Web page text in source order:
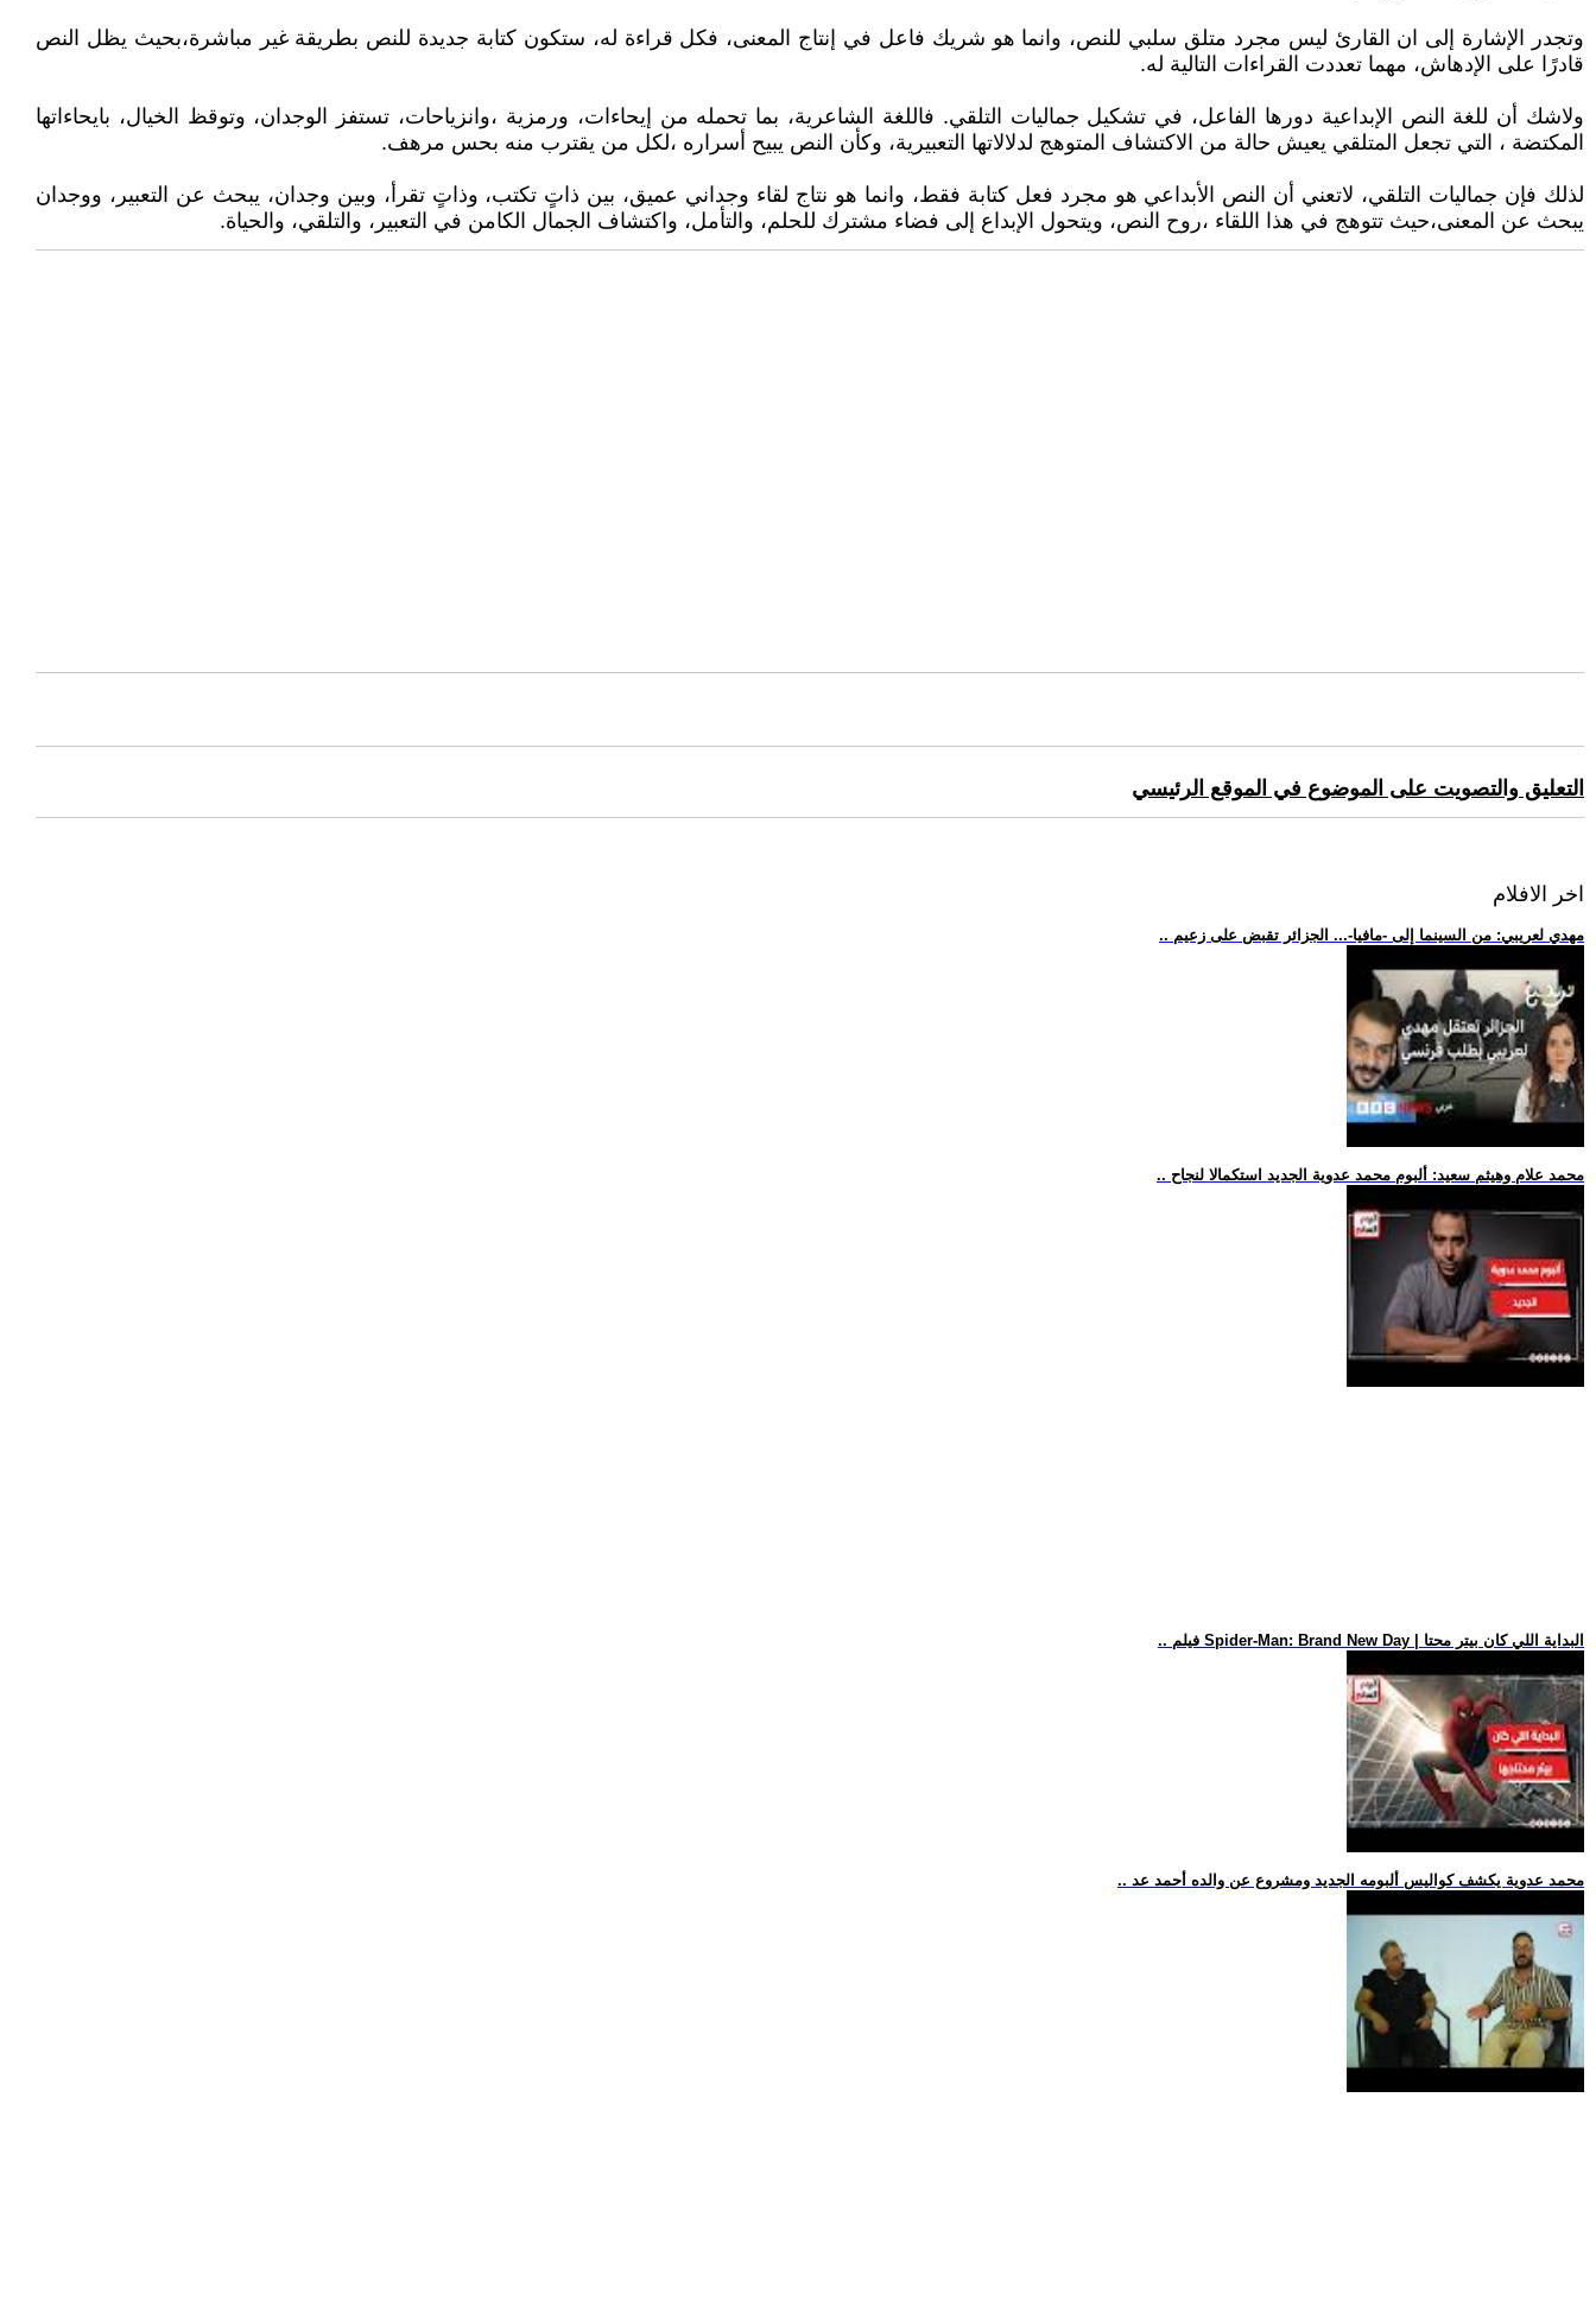
وتجدر الإشارة إلى ان القارئ ليس مجرد متلق سلبي للنص، وانما هو شريك فاعل في إنتاج المعنى، فكل قراءة له، ستكون كتابة جديدة للنص بطريقة غير مباشرة،بحيث يظل النص
قادرًا على الإدهاش، مهما تعددت القراءات التالية له.
ولاشك أن للغة النص الإبداعية دورها الفاعل، في تشكيل جماليات التلقي. فاللغة الشاعرية، بما تحمله من إيحاءات، ورمزية ،وانزياحات، تستفز الوجدان، وتوقظ الخيال، بايحاءاتها
المكتضة ، التي تجعل المتلقي يعيش حالة من الاكتشاف المتوهج لدلالاتها التعبيرية، وكأن النص يبيح أسراره ،لكل من يقترب منه بحس مرهف.
لذلك فإن جماليات التلقي، لاتعني أن النص الأبداعي هو مجرد فعل كتابة فقط، وانما هو نتاج لقاء وجداني عميق، بين ذاتٍ تكتب، وذاتٍ تقرأ، وبين وجدان، يبحث عن التعبير، ووجدان
يبحث عن المعنى،حيث تتوهج في هذا اللقاء ،روح النص، ويتحول الإبداع إلى فضاء مشترك للحلم، والتأمل، واكتشاف الجمال الكامن في التعبير، والتلقي، والحياة.
التعليق والتصويت على الموضوع في الموقع الرئيسي
اخر الافلام
.. مهدي لعريبي: من السينما إلى -مافيا-... الجزائر تقبض على زعيم
.. محمد علام وهيثم سعيد: ألبوم محمد عدوية الجديد استكمالا لنجاح
.. فيلم Spider-Man: Brand New Day | البداية اللي كان بيتر محتا
.. محمد عدوية يكشف كواليس ألبومه الجديد ومشروع عن والده أحمد عد